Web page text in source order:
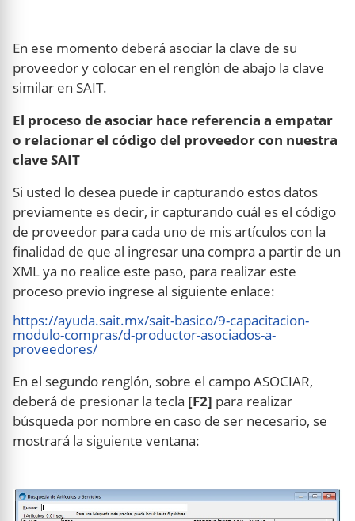
En ese momento deberá asociar la clave de su
proveedor y colocar en el renglón de abajo la clave
similar en SAIT.
El proceso de asociar hace referencia a empatar
o relacionar el código del proveedor con nuestra
clave SAIT
Si usted lo desea puede ir capturando estos datos
previamente es decir, ir capturando cuál es el código
de proveedor para cada uno de mis artículos con la
finalidad de que al ingresar una compra a partir de un
XML ya no realice este paso, para realizar este
proceso previo ingrese al siguiente enlace:
https://ayuda.sait.mx/sait-basico/9-capacitacion-
modulo-compras/d-productor-asociados-a-
proveedores/
En el segundo renglón, sobre el campo ASOCIAR,
deberá de presionar la tecla [F2] para realizar
búsqueda por nombre en caso de ser necesario, se
mostrará la siguiente ventana: